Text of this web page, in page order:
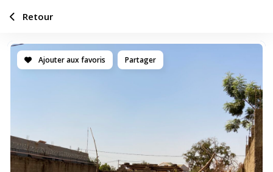
Ajouter aux favoris Partager
Retour